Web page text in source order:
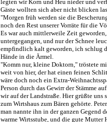
legten wir Korn und Heu nieder und
Gäste wollten sich aber nicht blicken
"Morgen früh werden sie die
noch den Rest unserer Vorräte für die
Es war auch mittlerweile Zeit
untergegangen, und nur der Schnee
empfindlich kalt geworden, ich schlug
Hände in die Ärmel.
"Komm nur, kleine Doktorn," tröstete
weit von hier, der hat einen feinen
wäre doch noch ein Extra-
Person durch das Gewirr der Stämme
wir auf der Landstraße. Hier grüßte
zum Wirtshaus zum Bären gehörte.
man nannte ihn in der ganzen Gegend
warme Wirtsstube, und die gute Mutter